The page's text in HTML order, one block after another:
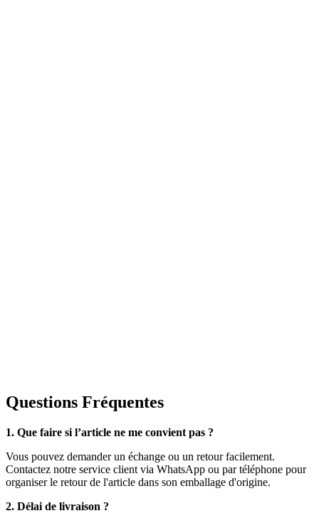
Questions Fréquentes
1. Que faire si l’article ne me convient pas ?
Vous pouvez demander un échange ou un retour facilement.
Contactez notre service client via WhatsApp ou par téléphone pour
organiser le retour de l'article dans son emballage d'origine.
2. Délai de livraison ?